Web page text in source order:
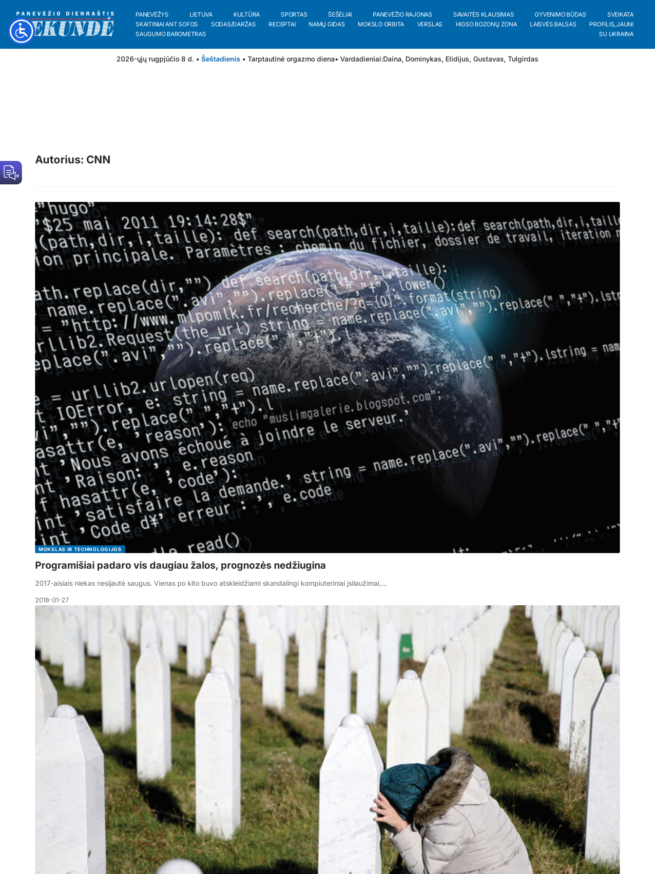
PANEVĖŽYS LIETUVA KULTŪRA SPORTAS ŠEŠĖLIAI PANEVĖŽIO RAJONAS SAVAITĖS KLAUSIMAS GYVENIMO BŪDAS
SVEIKATA
SKAITINIAI ANT SOFOS
SODAS/DARŽAS RECEPTAI NAMŲ GIDAS MOKSLO ORBITA VERSLAS HIGSO BOZONŲ ZONA LAISVĖS BALSAS
PROFILIS_JAUNI
SAUGUMO BAROMETRAS
SU UKRAINA
2026-ųjų rugpjūčio 8 d. • Šeštadienis • Tarptautinė orgazmo diena• Vardadieniai:Daina, Dominykas, Elidijus, Gustavas, Tulgirdas
Autorius: CNN
MOKSLAS IR TECHNOLOGIJOS
Programišiai padaro vis daugiau žalos, prognozės nedžiugina
2017-aisiais niekas nesijautė saugus. Vienas po kito buvo atskleidžiami skandalingi kompiuteriniai įsilaužimai,…
2018-01-27